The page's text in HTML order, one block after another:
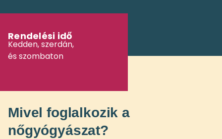
Rendelési idő
Kedden, szerdán,
és szombaton
Mivel foglalkozik a
nőgyógyászat?